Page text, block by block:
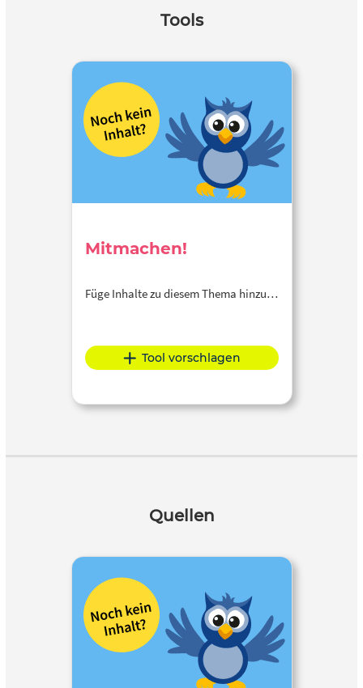
Tools
Mitmachen!
Füge Inhalte zu diesem Thema hinzu…
Tool vorschlagen
Quellen